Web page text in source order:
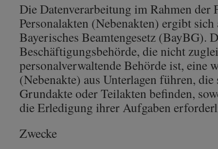
Die Datenverarbeitung im Rahmen der
Personalakten (Nebenakten) ergibt
Bayerisches Beamtengesetz (BayBG).
Beschäftigungsbehörde, die nicht
personalverwaltende Behörde ist, eine
(Nebenakte) aus Unterlagen führen,
Grundakte oder Teilakten befinden,
die Erledigung ihrer Aufgaben
Zwecke